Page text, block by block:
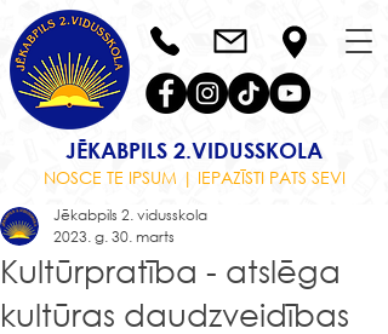
JĒKABPILS 2.VIDUSSKOLA
NOSCE TE IPSUM | IEPAZĪSTI PATS SEVI
Kultūrpratība - atslēga
kultūras daudzveidības
Jēkabpils 2. vidusskola
2023. g. 30. marts